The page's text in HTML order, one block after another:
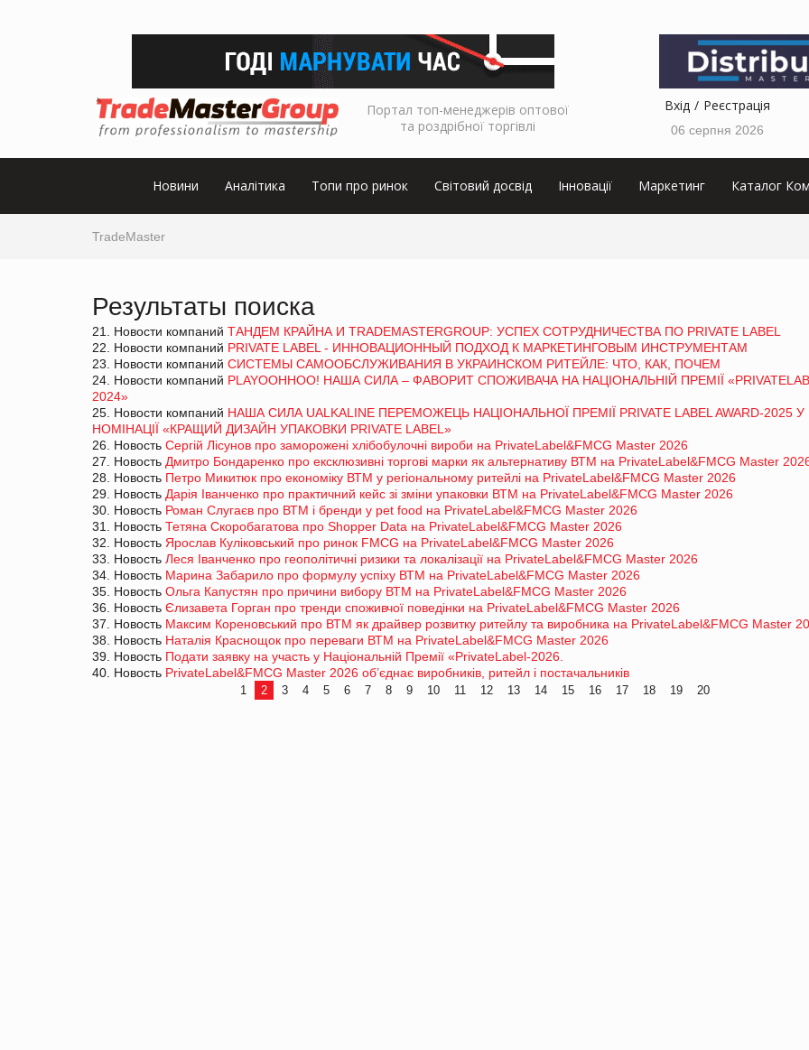
Портал топ-менеджерів оптової
та роздрібної торгівлі
Вхід Реєстрація
06 серпня 2026
Новини Аналітика Топи про ринок Світовий досвід Інновації Маркетинг Каталог
TradeMaster
Результаты поиска
21. Новости компаний ТАНДЕМ КРАЙНА И TRADEMASTERGROUP: УСПЕХ СОТРУДНИЧЕСТВА ПО PRIVATE LABEL
22. Новости компаний PRIVATE LABEL - ИННОВАЦИОННЫЙ ПОДХОД К МАРКЕТИНГОВЫМ ИНСТРУМЕНТАМ
23. Новости компаний СИСТЕМЫ САМООБСЛУЖИВАНИЯ В УКРАИНСКОМ РИТЕЙЛЕ: ЧТО, КАК, ПОЧЕМ
24. Новости компаний PLAYOOHHOO! НАША СИЛА – ФАВОРИТ СПОЖИВАЧА НА НАЦІОНАЛЬНІЙ ПРЕМІЇ
2024»
25. Новости компаний НАША СИЛА UALKALINE ПЕРЕМОЖЕЦЬ НАЦІОНАЛЬНОЇ ПРЕМІЇ PRIVATE LABEL AWARD-2025 У
НОМІНАЦІЇ «КРАЩИЙ ДИЗАЙН УПАКОВКИ PRIVATE LABEL»
26. Новость Сергій Лісунов про заморожені хлібобулочні вироби на PrivateLabel&FMCG Master 2026
27. Новость Дмитро Бондаренко про ексклюзивні торгові марки як альтернативу ВТМ на PrivateLabel&FMCG Master
28. Новость Петро Микитюк про економіку ВТМ у регіональному ритейлі на PrivateLabel&FMCG Master 2026
29. Новость Дарія Іванченко про практичний кейс зі зміни упаковки ВТМ на PrivateLabel&FMCG Master 2026
30. Новость Роман Слугаєв про ВТМ і бренди у pet food на PrivateLabel&FMCG Master 2026
31. Новость Тетяна Скоробагатова про Shopper Data на PrivateLabel&FMCG Master 2026
32. Новость Ярослав Куліковський про ринок FMCG на PrivateLabel&FMCG Master 2026
33. Новость Леся Іванченко про геополітичні ризики та локалізації на PrivateLabel&FMCG Master 2026
34. Новость Марина Забарило про формулу успіху ВТМ на PrivateLabel&FMCG Master 2026
35. Новость Ольга Капустян про причини вибору ВТМ на PrivateLabel&FMCG Master 2026
36. Новость Єлизавета Горган про тренди споживчої поведінки на PrivateLabel&FMCG Master 2026
37. Новость Максим Кореновський про ВТМ як драйвер розвитку ритейлу та виробника на PrivateLabel&FMCG Master
38. Новость Наталія Краснощок про переваги ВТМ на PrivateLabel&FMCG Master 2026
39. Новость Подати заявку на участь у Національній Премії «PrivateLabel-2026.
40. Новость PrivateLabel&FMCG Master 2026 об’єднає виробників, ритейл і постачальників
1 2 3 4 5 6 7 8 9 10 11 12 13 14 15 16 17 18 19 20